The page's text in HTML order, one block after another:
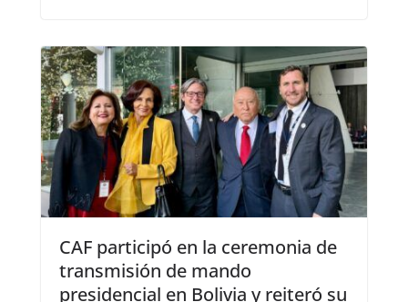
CAF participó en la ceremonia de
transmisión de mando
presidencial en Bolivia y reiteró su